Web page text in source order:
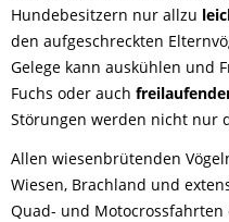
Hundebesitzern nur allzu
den aufgeschreckten
Gelege kann auskühlen und
Fuchs oder auch
Störungen werden nicht nur
Allen wiesenbrütenden
Wiesen, Brachland und
Quad- und